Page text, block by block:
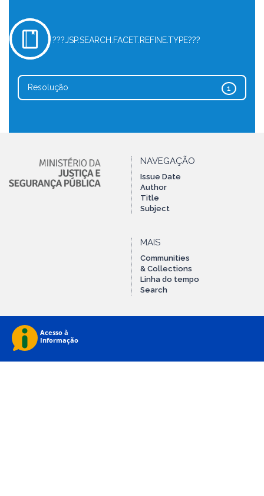
???JSP.SEARCH.FACET.REFINE.TYPE???
1
Resolução
NAVEGAÇÃO
Issue Date
Author
Title
Subject
MAIS
Communities
& Collections
Linha do tempo
Search